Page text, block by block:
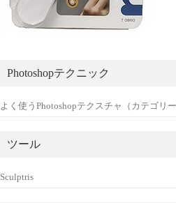
Photoshopテクニック
よく使うPhotoshopテクスチャ（カテゴリ
ツール
Sculptris